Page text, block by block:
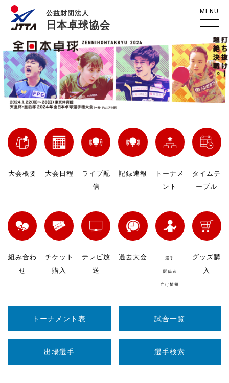
公益財団法人
日本卓球協会
MENU
大会概要 大会日程
ライブ配
信
記録速報
トーナメ
ント
タイムテ
ーブル
組み合わ
せ
チケット
購入
テレビ放
送
過去大会 選手
関係者
向け情報
グッズ購
入
トーナメント表 試合一覧
出場選手 選手検索